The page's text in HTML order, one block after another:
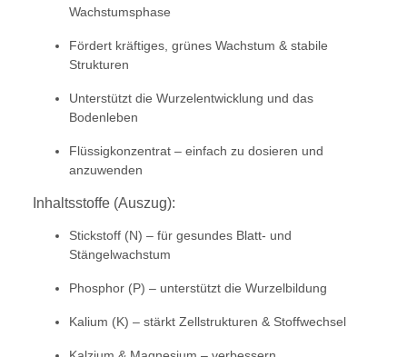
Wachstumsphase
Fördert kräftiges, grünes Wachstum & stabile
Strukturen
Unterstützt die Wurzelentwicklung und das
Bodenleben
Flüssigkonzentrat – einfach zu dosieren und
anzuwenden
Inhaltsstoffe (Auszug):
Stickstoff (N) – für gesundes Blatt- und
Stängelwachstum
Phosphor (P) – unterstützt die Wurzelbildung
Kalium (K) – stärkt Zellstrukturen & Stoffwechsel